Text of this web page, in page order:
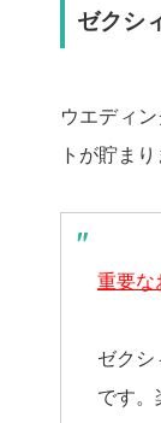
ゼクシ
ウエディ
トが貯まり
重要な
ゼク
です